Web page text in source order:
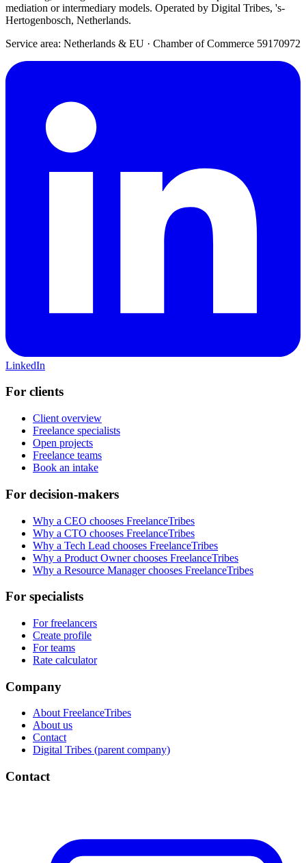
mediation or intermediary models. Operated by Digital Tribes, 's-
Hertogenbosch, Netherlands.
Service area: Netherlands & EU · Chamber of Commerce 59170972
LinkedIn
For clients
Client overview
Freelance specialists
Open projects
Freelance teams
Book an intake
For decision-makers
Why a CEO chooses FreelanceTribes
Why a CTO chooses FreelanceTribes
Why a Tech Lead chooses FreelanceTribes
Why a Product Owner chooses FreelanceTribes
Why a Resource Manager chooses FreelanceTribes
For specialists
For freelancers
Create profile
For teams
Rate calculator
Company
About FreelanceTribes
About us
Contact
Digital Tribes (parent company)
Contact